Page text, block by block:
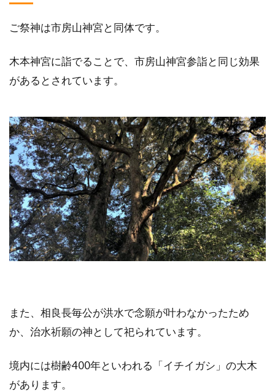
ご祭神は市房山神宮と同体です。
木本神宮に詣でることで、市房山神宮参詣と同じ効果
があるとされています。
また、相良長毎公が洪水で念願が叶わなかったため
か、治水祈願の神として祀られています。
境内には樹齢400年といわれる「イチイガシ」の大木
があります。